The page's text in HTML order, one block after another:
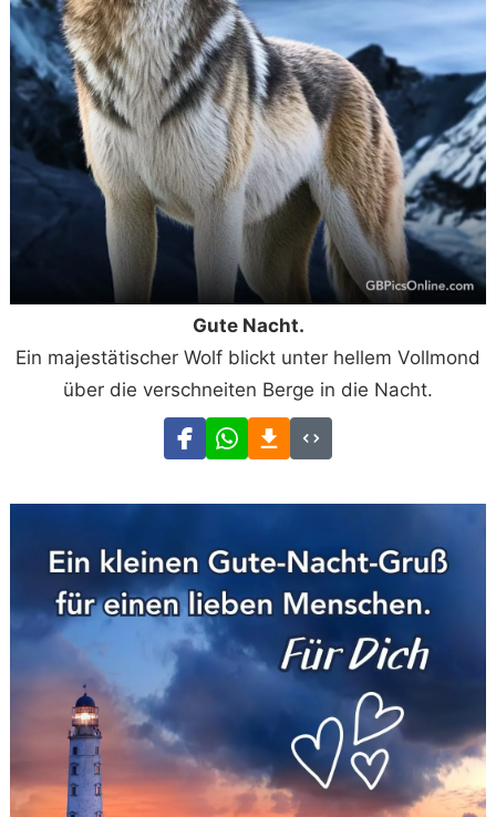
Gute Nacht.
Ein majestätischer Wolf blickt unter hellem Vollmond
über die verschneiten Berge in die Nacht.